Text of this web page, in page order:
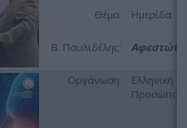
Θέμα: Ημερίδα
Β. Παυλιδέλης: Αφεστώτα
Οργάνωση:
Ελληνική
Προσώπου,